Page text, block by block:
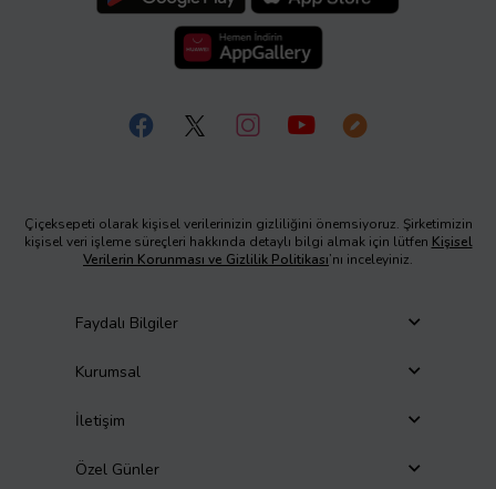
Çiçeksepeti olarak kişisel verilerinizin gizliliğini önemsiyoruz. Şirketimizin
kişisel veri işleme süreçleri hakkında detaylı bilgi almak için lütfen Kişisel
Verilerin Korunması ve Gizlilik Politikası’nı inceleyiniz.
Faydalı Bilgiler
Kurumsal
İletişim
Özel Günler